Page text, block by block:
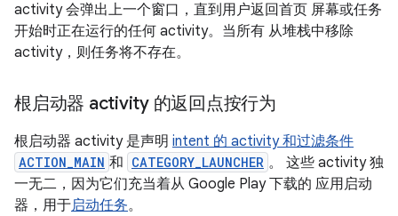
activity 会弹出上一个窗口，直到用户返回首页 屏幕或任务
开始时正在运行的任何 activity。当所有 从堆栈中移除
activity，则任务将不存在。
根启动器 activity 的返回点按行为
根启动器 activity 是声明 intent 的 activity 和过滤条件
ACTION_MAIN 和 CATEGORY_LAUNCHER 。 这些 activity 独
一无二，因为它们充当着从 Google Play 下载的 应用启动
器，用于启动任务。